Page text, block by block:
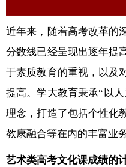
近年来，随着高考改革的
分数线已经呈现出逐年提
于素质教育的重视，以及
提高。学大教育秉承“以
理念，打造了包括个性化
教康融合等在内的丰富业
艺术类高考文化课成绩的